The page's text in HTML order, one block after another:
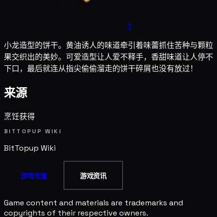
1
小龙造型的饼干。黄油诱人的味道牵引着味蕾抓住苦种与颗粒
果交织出的美妙。可爱造型让人爱不释手，香甜味道让人停不
下口，最后就连从指尖偷偷溜走的饼干碎屑也没有放过！
来源
烹饪获得
BITTOPUP WIKI
BitTopup Wiki
游戏充值 游戏资讯
Game content and materials are trademarks and
copyrights of their respective owners.